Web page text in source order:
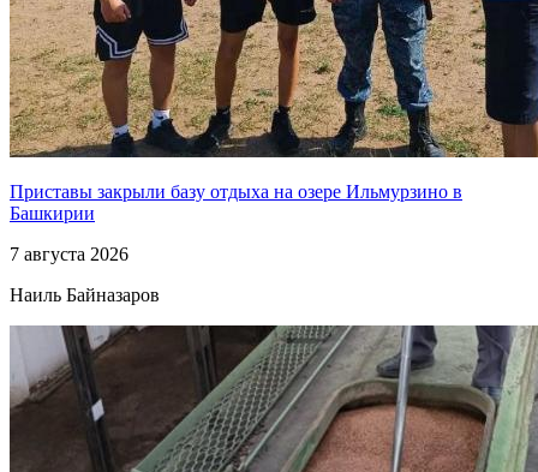
Приставы закрыли базу отдыха на озере Ильмурзино в
Башкирии
7 августа 2026
Наиль Байназаров